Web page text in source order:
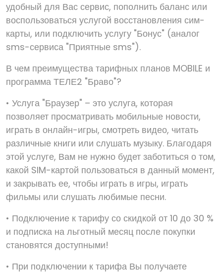
удобный для Вас сервис, пополнить баланс или
воспользоваться услугой восстановления сим-
карты, или подключить услугу "Бонус" (аналог
sms-сервиса "Приятные sms").
В чем преимущества тарифных планов MOBILE и
программа ТЕЛЕ2 "Браво"?
• Услуга "Браузер" – это услуга, которая
позволяет просматривать мобильные новости,
играть в онлайн-игры, смотреть видео, читать
различные книги или слушать музыку. Благодаря
этой услуге, Вам не нужно будет заботиться о том,
какой SIM-картой пользоваться в данный момент,
и закрывать ее, чтобы играть в игры, играть
фильмы или слушать любимые песни.
• Подключение к тарифу со скидкой от 10 до 30 %
и подписка на льготный месяц после покупки
становятся доступными!
• При подключении к тарифа Вы получаете